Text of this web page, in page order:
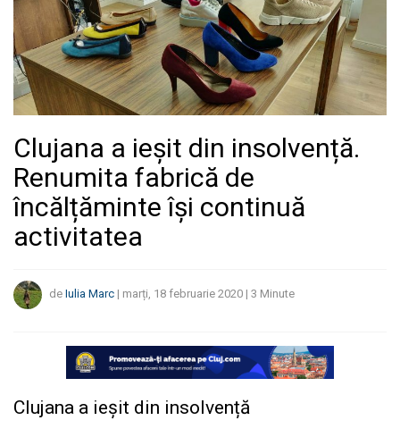
Clujana a ieșit din insolvență.
Renumita fabrică de
încălțăminte își continuă
activitatea
de Iulia Marc | marți, 18 februarie 2020 | 3 Minute
Clujana a ieșit din insolvență